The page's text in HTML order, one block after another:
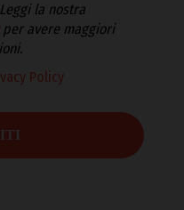
la nostra
per avere maggiori
Policy